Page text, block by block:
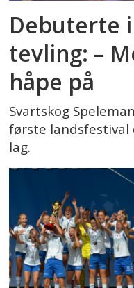
Debuterte
tevling: –
håpe på
Svartskog
første landsfestival
lag.